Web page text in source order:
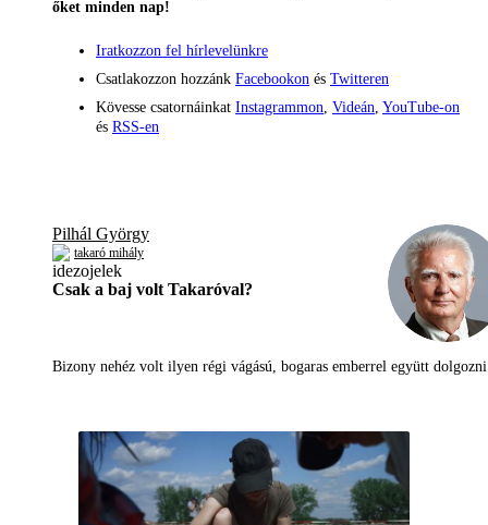
őket minden nap!
Iratkozzon fel hírlevelünkre
Csatlakozzon hozzánk Facebookon és Twitteren
Kövesse csatornáinkat Instagrammon, Videán, YouTube-on
és RSS-en
Pilhál György
takaró mihály
Csak a baj volt Takaróval?
Bizony nehéz volt ilyen régi vágású, bogaras emberrel együtt